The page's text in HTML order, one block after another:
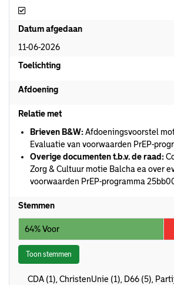
Afgedaan
Datum afgedaan
11-06-2026
Toelichting
Afdoening
Relatie met
Brieven B&W:Afdoeningsvoorstel
Evaluatie van voorwaarden PrEP-
Overige documenten t.b.v. de raad:
Zorg & Cultuur motie Balcha ea over
voorwaarden PrEP-programma
Stemmen
64% Voor
Toon stemmen
CDA (1), ChristenUnie (1), D66 (5),